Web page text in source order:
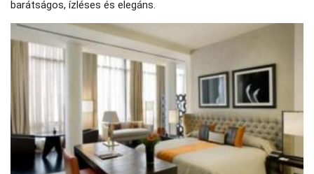
barátságos, ízléses és elegáns.